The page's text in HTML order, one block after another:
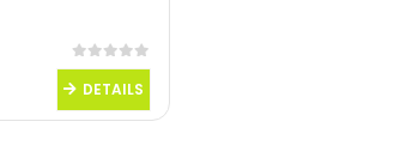
0sur 5
DETAILS